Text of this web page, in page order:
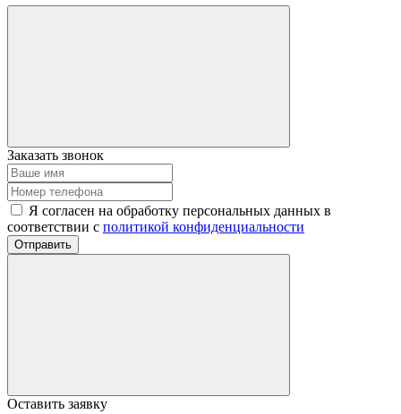
Заказать звонок
Я согласен на обработку персональных данных в
соответствии с политикой конфиденциальности
Отправить
Оставить заявку